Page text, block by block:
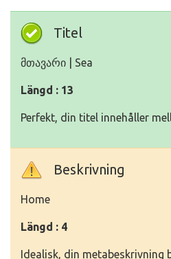
Titel
მთავარი | Sea
Längd : 13
Perfekt, din titel innehåller
Beskrivning
Home
Längd : 4
Idealisk, din metabeskrivning